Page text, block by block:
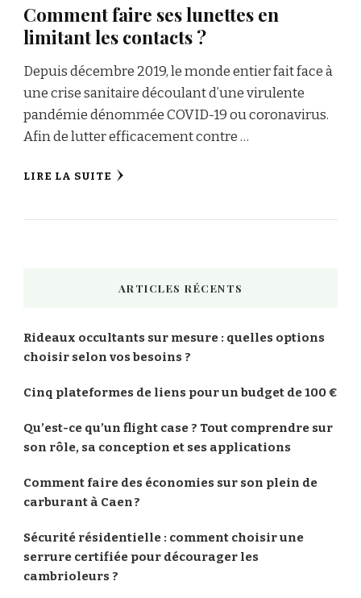
Comment faire ses lunettes en
limitant les contacts ?
Depuis décembre 2019, le monde entier fait face à
une crise sanitaire découlant d’une virulente
pandémie dénommée COVID-19 ou coronavirus.
Afin de lutter efficacement contre …
LIRE LA SUITE
ARTICLES RÉCENTS
Rideaux occultants sur mesure : quelles options
choisir selon vos besoins ?
Cinq plateformes de liens pour un budget de 100 €
Qu’est-ce qu’un flight case ? Tout comprendre sur
son rôle, sa conception et ses applications
Comment faire des économies sur son plein de
carburant à Caen ?
Sécurité résidentielle : comment choisir une
serrure certifiée pour décourager les
cambrioleurs ?